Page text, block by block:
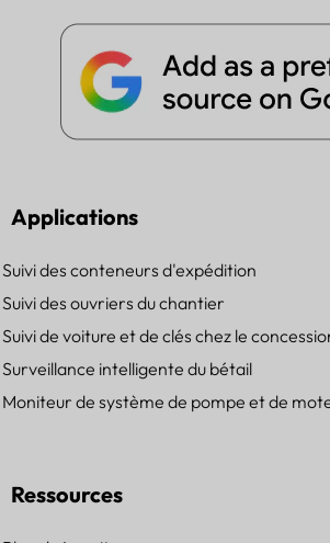
Applications
Suivi des conteneurs d'expédition
Suivi des ouvriers du chantier
Suivi de voiture et de clés chez le
Surveillance intelligente du bétail
Moniteur de système de pompe et de
Ressources